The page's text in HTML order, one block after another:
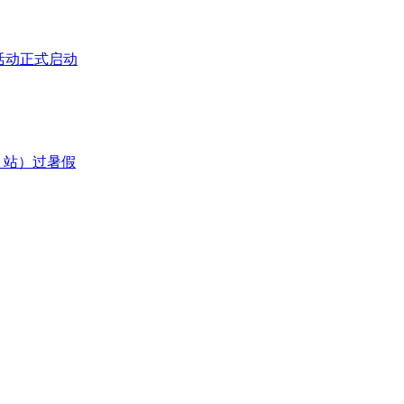
动正式启动
）过暑假